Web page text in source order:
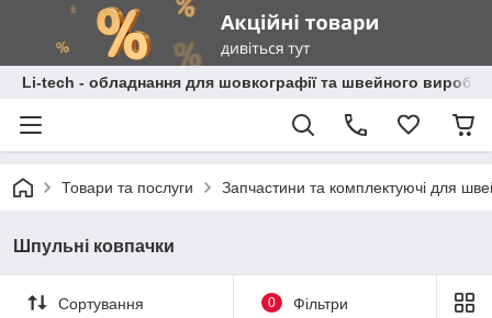
Li-tech - обладнання для шовкографії та швейного
Товари та послуги Запчастини та комплектуючі для
Шпульні ковпачки
Сортування 0 Фільтри